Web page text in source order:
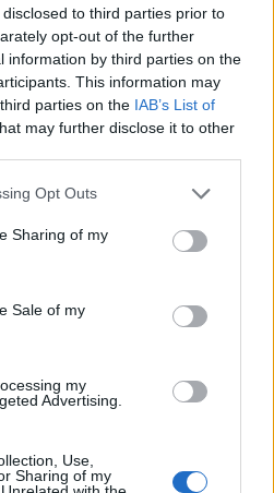
to third parties prior to
opt-out of the further
information by third parties on the
This information may
parties on the IAB’s List of
may further disclose it to other
app uses one or more Google
behaviour. You may click to
and its third-party tags to
purposes in below Google
Opt Outs
Sharing of my
Sale of my
my
Advertising.
Use,
Sharing of my
öntervezés, az év összes
Apple Watch helyett?
senki hülyének az
mostantól Borsi
a világ dizájnereit